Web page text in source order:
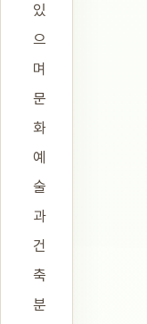
있
으
며
문
화
예
술
과
건
축
분